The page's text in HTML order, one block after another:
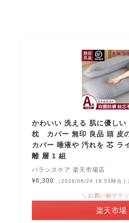
かわいい 洗える 肌に優しい
枕 カバー 無印 良品 頭 皮
カバー 唾液や 汚れを 芯 ラ
離 層 1 組
バランスケア 楽天市場店
¥6,300
（2026/06/26 18:53時点 |
＼お買い物マラ
楽天市場